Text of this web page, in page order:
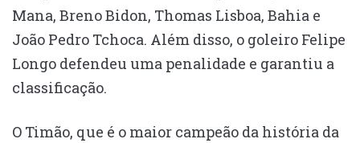
Mana, Breno Bidon, Thomas Lisboa, Bahia e
João Pedro Tchoca. Além disso, o goleiro Felipe
Longo defendeu uma penalidade e garantiu a
classificação.
O Timão, que é o maior campeão da história da